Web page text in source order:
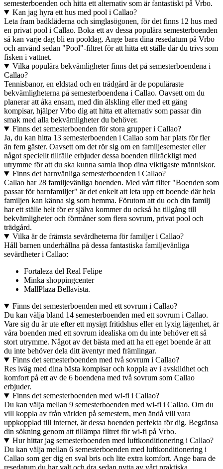
semesterboenden och hitta ett alternativ som är fantastiskt på Vrbo.
Kan jag hyra ett hus med pool i Callao?
Leta fram badkläderna och simglasögonen, för det finns 12 hus med
en privat pool i Callao. Boka ett av dessa populära semesterboenden
så kan varje dag bli en pooldag. Ange bara dina resedatum på Vrbo
och använd sedan "Pool"-filtret för att hitta ett ställe där du trivs som
fisken i vattnet.
Vilka populära bekvämligheter finns det på semesterboendena i
Callao?
Tennisbanor, en eldstad och en trädgård är de populäraste
bekvämligheterna på semesterboendena i Callao. Oavsett om du
planerar att åka ensam, med din älskling eller med ett gäng
kompisar, hjälper Vrbo dig att hitta ett alternativ som passar din
smak med alla bekvämligheter du behöver.
Finns det semesterboenden för stora grupper i Callao?
Ja, du kan hitta 13 semesterboenden i Callao som har plats för fler
än fem gäster. Oavsett om det rör sig om en familjesemester eller
något speciellt tillfälle erbjuder dessa boenden tillräckligt med
utrymme för att du ska kunna samla ihop dina viktigaste människor.
Finns det barnvänliga semesterboenden i Callao?
Callao har 28 familjevänliga boenden. Med vårt filter "Boenden som
passar för barnfamiljer" är det enkelt att leta upp ett boende där hela
familjen kan känna sig som hemma. Förutom att du och din familj
har ett ställe helt för er själva kommer du också ha tillgång till
bekvämligheter och förmåner som flera sovrum, privat pool och
trädgård.
Vilka är de främsta sevärdheterna för familjer i Callao?
Håll barnen underhållna på dessa fantastiska familjevänliga
sevärdheter i Callao:
Fortaleza del Real Felipe
Minka shoppingcenter
MallPlaza Bellavista.
Finns det semesterboenden med ett sovrum i Callao?
Du kan välja bland 14 semesterboenden med ett sovrum i Callao.
Vare sig du är ute efter ett mysigt fritidshus eller en lyxig lägenhet, är
våra boenden med ett sovrum idealiska om du inte behöver ett så
stort utrymme. Något av det bästa med att ha ett eget boende är att
du inte behöver dela ditt äventyr med främlingar.
Finns det semesterboenden med två sovrum i Callao?
Res iväg med dina bästa kompisar och koppla av i avskildhet och
komfort på ett av de 6 boendena med två sovrum som Callao
erbjuder.
Finns det semesterboenden med wi-fi i Callao?
Du kan välja mellan 9 semesterboenden med wi-fi i Callao. Om du
vill koppla av från världen på semestern, men ändå vill vara
uppkopplad till internet, är dessa boenden perfekta för dig. Begränsa
din sökning genom att tillämpa filtret för wi-fi på Vrbo.
Hur hittar jag semesterboenden med luftkonditionering i Callao?
Du kan välja mellan 6 semesterboenden med luftkonditionering i
Callao som ger dig en sval bris och lite extra komfort. Ange bara de